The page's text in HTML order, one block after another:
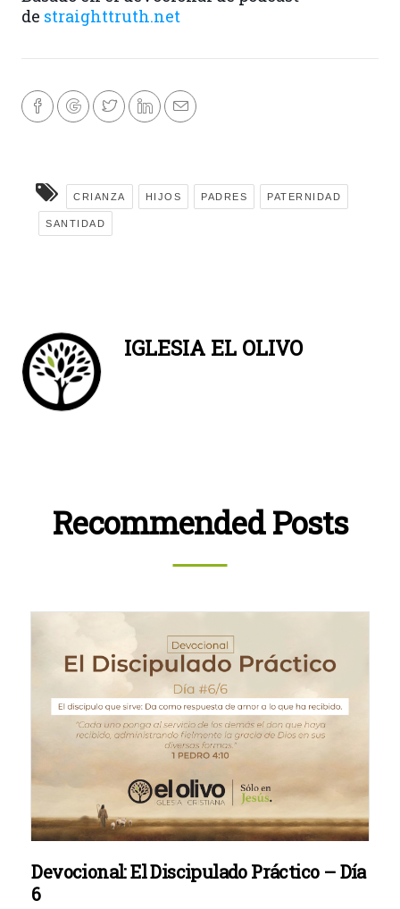
de straighttruth.net
CRIANZA HIJOS PADRES PATERNIDAD
SANTIDAD
IGLESIA EL OLIVO
Recommended Posts
Devocional: El Discipulado Práctico – Día
6